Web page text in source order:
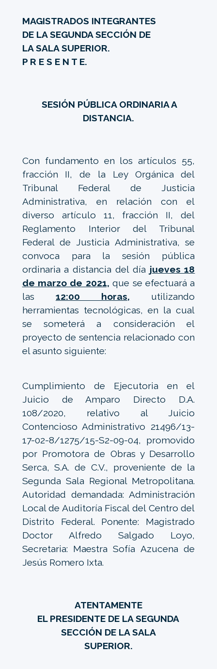
MAGISTRADOS INTEGRANTES
DE LA SEGUNDA SECCIÓN DE
LA SALA SUPERIOR.
P R E S E N T E.
SESIÓN PÚBLICA ORDINARIA A
DISTANCIA.
Con fundamento en los artículos 55,
fracción II, de la Ley Orgánica del
Tribunal Federal de Justicia
Administrativa, en relación con el
diverso artículo 11, fracción II, del
Reglamento Interior del Tribunal
Federal de Justicia Administrativa, se
convoca para la sesión pública
ordinaria a distancia del día jueves 18
de marzo de 2021, que se efectuará a
las 12:00 horas, utilizando
herramientas tecnológicas, en la cual
se someterá a consideración el
proyecto de sentencia relacionado con
el asunto siguiente:
Cumplimiento de Ejecutoria en el
Juicio de Amparo Directo D.A.
108/2020, relativo al Juicio
Contencioso Administrativo 21496/13-
17-02-8/1275/15-S2-09-04, promovido
por Promotora de Obras y Desarrollo
Serca, S.A. de C.V., proveniente de la
Segunda Sala Regional Metropolitana.
Autoridad demandada: Administración
Local de Auditoría Fiscal del Centro del
Distrito Federal. Ponente: Magistrado
Doctor Alfredo Salgado Loyo,
Secretaria: Maestra Sofía Azucena de
Jesús Romero Ixta.
ATENTAMENTE
EL PRESIDENTE DE LA SEGUNDA
SECCIÓN DE LA SALA
SUPERIOR.